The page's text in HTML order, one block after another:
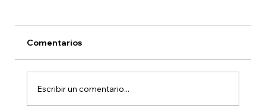
Comentarios
Escribir un comentario...